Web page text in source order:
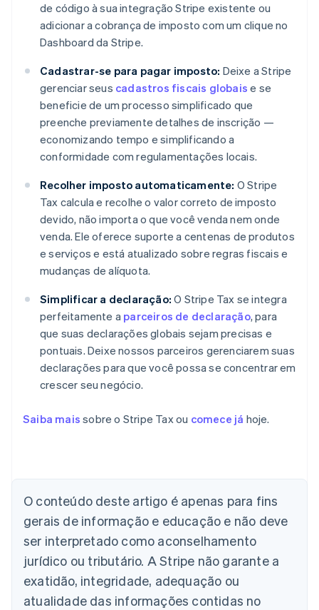
de código à sua integração Stripe existente ou
adicionar a cobrança de imposto com um clique no
Dashboard da Stripe.
Cadastrar-se para pagar imposto: Deixe a Stripe
gerenciar seus cadastros fiscais globais e se
beneficie de um processo simplificado que
preenche previamente detalhes de inscrição —
economizando tempo e simplificando a
conformidade com regulamentações locais.
Recolher imposto automaticamente: O Stripe
Tax calcula e recolhe o valor correto de imposto
devido, não importa o que você venda nem onde
venda. Ele oferece suporte a centenas de produtos
e serviços e está atualizado sobre regras fiscais e
mudanças de alíquota.
Simplificar a declaração: O Stripe Tax se integra
perfeitamente a parceiros de declaração, para
que suas declarações globais sejam precisas e
pontuais. Deixe nossos parceiros gerenciarem suas
declarações para que você possa se concentrar em
crescer seu negócio.
Saiba mais sobre o Stripe Tax ou comece já hoje.
O conteúdo deste artigo é apenas para fins
gerais de informação e educação e não deve
ser interpretado como aconselhamento
jurídico ou tributário. A Stripe não garante a
exatidão, integridade, adequação ou
atualidade das informações contidas no
Alemanha
Deutsch English
Austrália
English
Áustria